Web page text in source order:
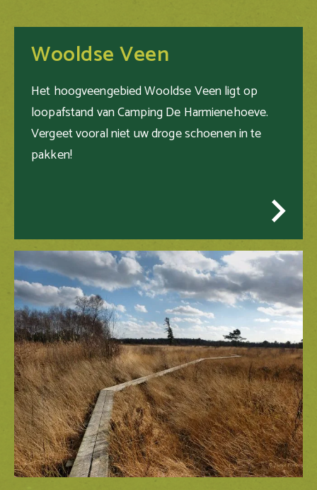
Wooldse Veen
Het hoogveengebied Wooldse Veen ligt op
loopafstand van Camping De Harmienehoeve.
Vergeet vooral niet uw droge schoenen in te
pakken!